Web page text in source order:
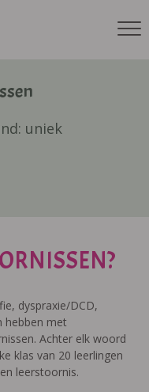
uniek
dyspraxie/DCD,
hebben met
Achter elk woord
klas van 20 leerlingen
leerstoornis.